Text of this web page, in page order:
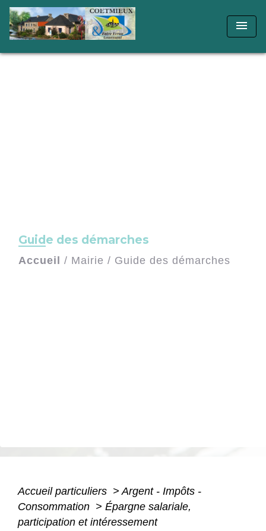
menu
Guide des démarches
Accueil / Mairie / Guide des démarches
Accueil particuliers > Argent - Impôts -
Consommation > Épargne salariale,
participation et intéressement